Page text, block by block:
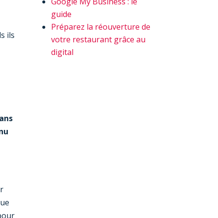
ils
guide
Préparez la réouverture de
votre restaurant grâce au
digital